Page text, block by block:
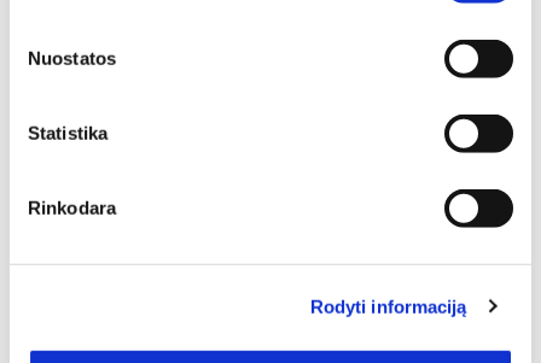
Nuostatos
Statistika
Rinkodara
Rodyti informaciją
Pristatymas